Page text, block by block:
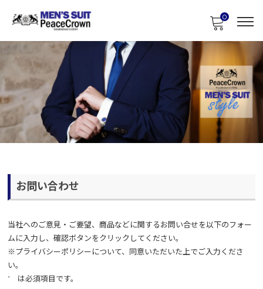
0
お問い合わせ
当社へのご意見・ご要望、商品などに関するお問い合せを以下のフォー
ムに入力し、確認ボタンをクリックしてください。
※ プライバシーポリシー について、同意いただいた上でご入力くださ
い。
* は必須項目です。